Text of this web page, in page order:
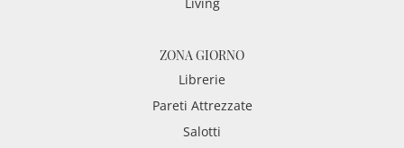
ZONA GIORNO
Librerie
Pareti Attrezzate
Salotti